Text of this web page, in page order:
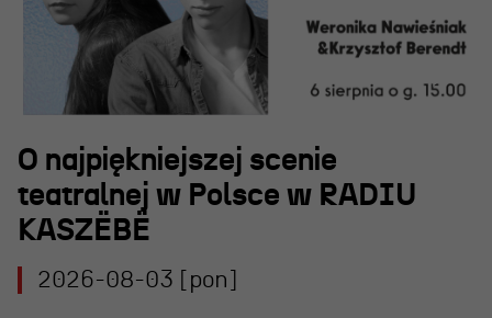
O najpiękniejszej scenie
teatralnej w Polsce w RADIU
KASZËBË
2026-08-03 [pon]